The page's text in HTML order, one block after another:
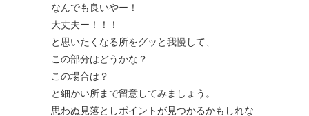
なんでも良いやー！
大丈夫ー！！！
と思いたくなる所をグッと我慢して、
この部分はどうかな？
この場合は？
と細かい所まで留意してみましょう。
思わぬ見落としポイントが見つかるかもしれな